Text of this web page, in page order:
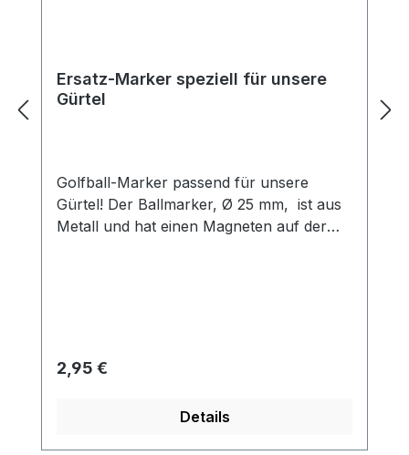
Ersatz-Marker speziell für unsere
Gürtel
Golfball-Marker passend für unsere
Gürtel! Der Ballmarker, Ø 25 mm, ist aus
Metall und hat einen Magneten auf der
Regulärer Preis:
2,95 €
Details